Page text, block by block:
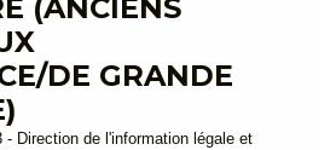
(ANCIENS
DE GRANDE
- Direction de l'information légale et